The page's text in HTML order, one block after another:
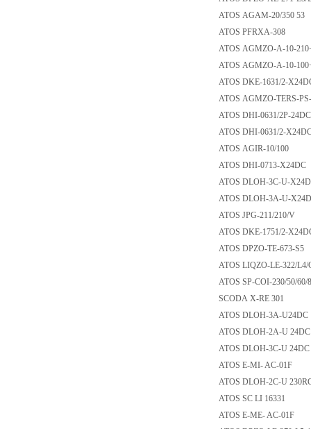
ATOS AGAM-20/
ATOS PFRXA-308
ATOS AGMZO-A-
ATOS AGMZO-A-
ATOS DKE-1631/2-
ATOS AGMZO-
ATOS DHI-0631/
ATOS DHI-0631/2-
ATOS AGIR-10/
ATOS DHI-0713-
ATOS DLOH-3C-U-
ATOS DLOH-3A-U-
ATOS JPG-211/
ATOS DKE-1751/2-
ATOS DPZO-TE-
ATOS LIQZO-LE-
ATOS SP-COI-230/
SCODA X-RE 301
ATOS DLOH-3A-
ATOS DLOH-2A-U
ATOS DLOH-3C-U
ATOS E-MI- AC-
ATOS DLOH-2C-U
ATOS SC LI 16331
ATOS E-ME- AC-